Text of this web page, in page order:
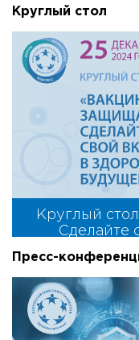
Круглый стол
Круглый
Сделайте
Пресс-